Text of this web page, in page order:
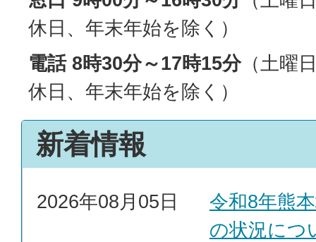
休日、年末年始を除く）
電話 8時30分～17時15分（土曜
休日、年末年始を除く）
新着情報
2026年08月05日
令和8年熊
の状況につ